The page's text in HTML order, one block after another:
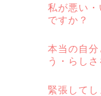
私が悪い
ですか？
本当の自分
う・らし
緊張してし